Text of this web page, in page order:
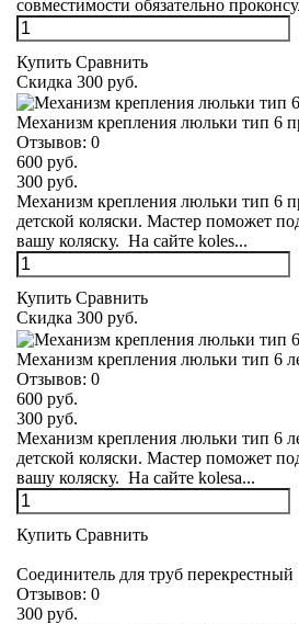
совместимости обязательно
Купить Сравнить
Скидка 300 руб.
Механизм крепления люльки тип 6
Отзывов: 0
600 руб.
300 руб.
Механизм крепления люльки тип 6
детской коляски. Мастер поможет
вашу коляску. На сайте koles...
Купить Сравнить
Скидка 300 руб.
Механизм крепления люльки тип 6
Отзывов: 0
600 руб.
300 руб.
Механизм крепления люльки тип 6
детской коляски. Мастер поможет
вашу коляску. На сайте kolesa...
Купить Сравнить
Соединитель для труб перекрестный
Отзывов: 0
300 руб.